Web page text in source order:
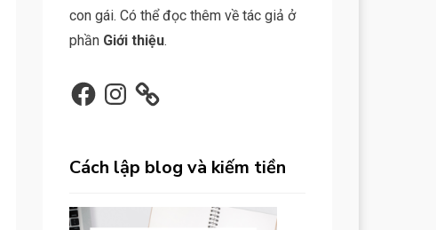
con gái. Có thể đọc thêm về tác giả ở
phần Giới thiệu.
FacebookInstagram
Cách lập blog và kiếm tiền